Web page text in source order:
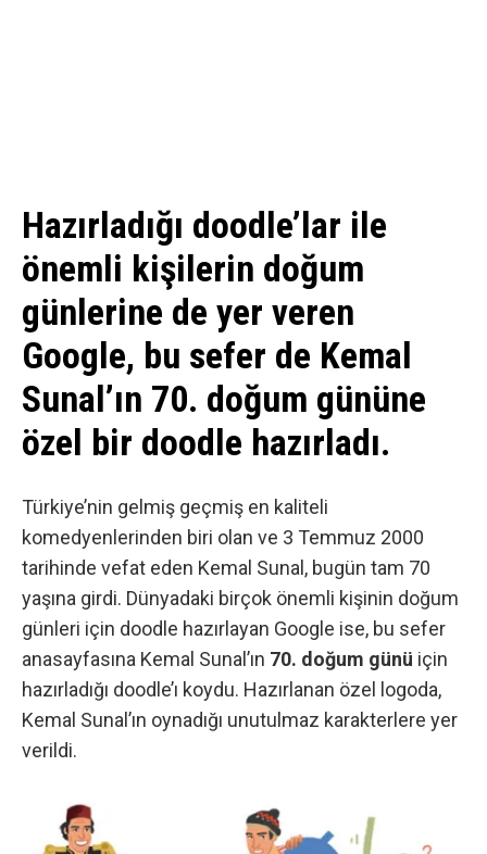
Hazırladığı doodle’lar ile
önemli kişilerin doğum
günlerine de yer veren
Google, bu sefer de Kemal
Sunal’ın 70. doğum gününe
özel bir doodle hazırladı.
Türkiye’nin gelmiş geçmiş en kaliteli
komedyenlerinden biri olan ve 3 Temmuz 2000
tarihinde vefat eden Kemal Sunal, bugün tam 70
yaşına girdi. Dünyadaki birçok önemli kişinin doğum
günleri için doodle hazırlayan Google ise, bu sefer
anasayfasına Kemal Sunal’ın 70. doğum günü için
hazırladığı doodle’ı koydu. Hazırlanan özel logoda,
Kemal Sunal’ın oynadığı unutulmaz karakterlere yer
verildi.